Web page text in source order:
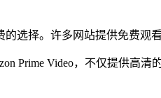
选择。许多网站提供免费观
Prime Video，不仅提供高